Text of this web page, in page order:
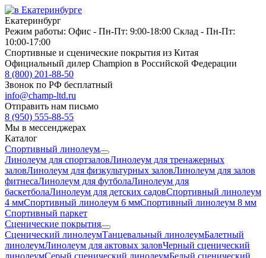
Екатеринбург
Режим работы: Офис - Пн-Пт: 9:00-18:00 Склад - Пн-Пт:
10:00-17:00
Спортивные и сценические покрытия из Китая
Официальный дилер Champion в Российской Федерации
8 (800) 201-88-50
Звонок по РФ бесплатный
info@champ-ltd.ru
Отправить нам письмо
8 (950) 555-88-55
Мы в мессенджерах
Каталог
Спортивный линолеум
Линолеум для спортзаловЛинолеум для тренажерных
заловЛинолеум для физкультурных заловЛинолеум для залов
фитнесаЛинолеум для футболаЛинолеум для
баскетболаЛинолеум для детских садовСпортивный линолеум
4 ммСпортивный линолеум 6 ммСпортивный линолеум 8 мм
Спортивный паркет
Сценические покрытия
Сценический линолеумТанцевальный линолеумБалетный
линолеумЛинолеум для актовых заловЧерный сценический
линолеумСерый сценический линолеумБелый сценический